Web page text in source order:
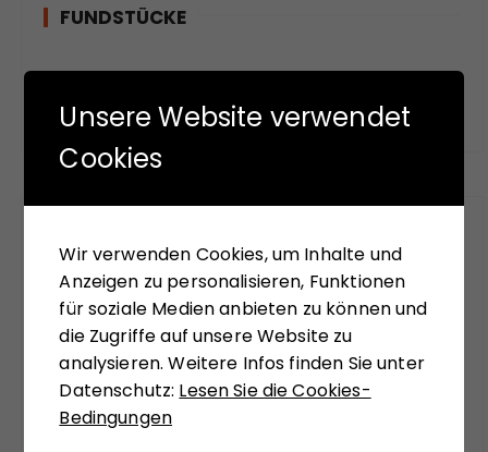
FUNDSTÜCKE
Mit seinem neuen Buch "Aufstieg der Rechten,
Abstieg der Linken" versucht Hans-Jürgen Arlt
die hochaktuelle Frage zu beantworten,
weshalb in modernen Ländern faschistische
Krisenlösungen so viel Anziehungskraft haben.
Unsere Website verwendet
Cookies
Wir verwenden Cookies, um Inhalte und
Anzeigen zu personalisieren, Funktionen
für soziale Medien anbieten zu können und
die Zugriffe auf unsere Website zu
analysieren. Weitere Infos finden Sie unter
Datenschutz: Lesen Sie die Cookies-
Bedingungen